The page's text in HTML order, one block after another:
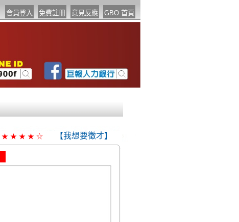
★ ★ ★ ★ ☆ 【我想要徵才】